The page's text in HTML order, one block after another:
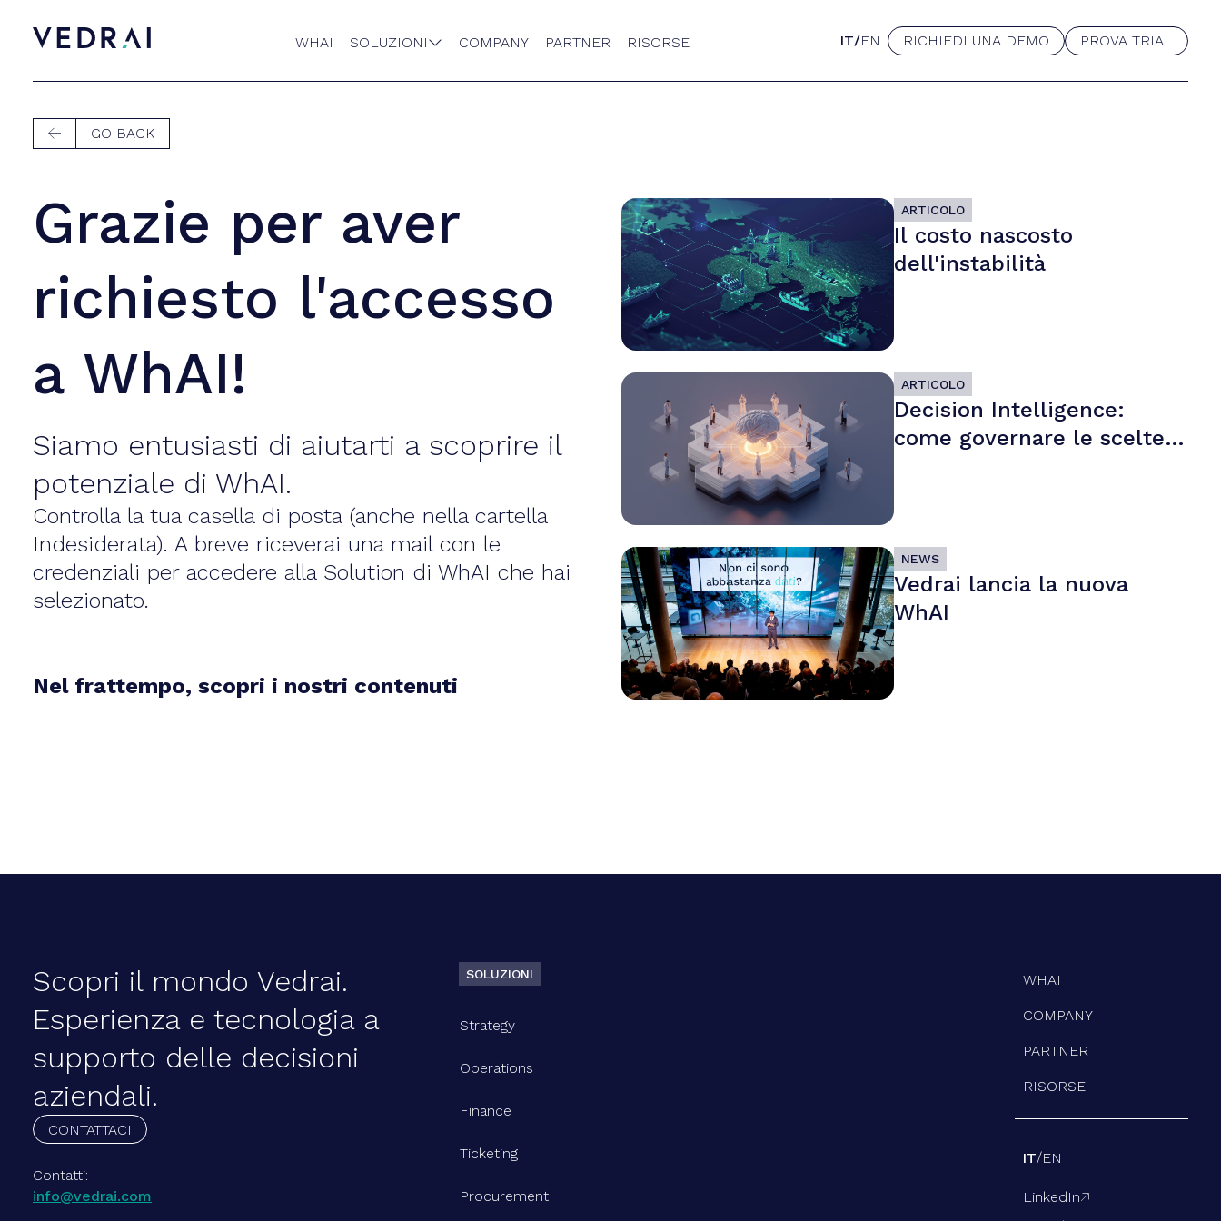
WHAI SOLUZIONI COMPANY PARTNER RISORSE IT/EN RICHIEDI UNA DEMO PROVA TRIAL
 GO BACK
Grazie per aver
richiesto l'accesso
a WhAI!
Siamo entusiasti di aiutarti a scoprire il
potenziale di WhAI.
Controlla la tua casella di posta (anche nella cartella
Indesiderata). A breve riceverai una mail con le
credenziali per accedere alla Solution di WhAI che hai
selezionato.
Nel frattempo, scopri i nostri contenuti
ARTICOLO
Il costo nascosto
dell'instabilità
ARTICOLO
Decision Intelligence:
come governare le scelte
NEWS
Vedrai lancia la nuova
WhAI
Scopri il mondo Vedrai.
Esperienza e tecnologia a
supporto delle decisioni
aziendali.
CONTATTACI
Contatti:
info@vedrai.com
SOLUZIONI
Strategy
Operations
Finance
Ticketing
Procurement
WHAI
COMPANY
PARTNER
RISORSE
IT/EN
LinkedIn 